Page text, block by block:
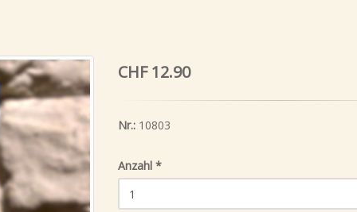
CHF 12.90
Nr.: 10803
Anzahl *